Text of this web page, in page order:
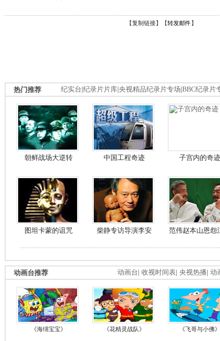
【复制链接】【转发邮件 】
纪实台 纪录片片库 央视精品纪录片专场 BBC纪录片
热门推荐
朝鲜战场大逆转 中国工程奇迹 子宫内的奇迹
图坦卡蒙的诅咒 柴静专访导演李安 范伟赵本山恩怨
动画台 收视时间表 央视热播 动
动画台推荐
《海绵宝宝》 《花精灵战队》 《飞哥与小佛》